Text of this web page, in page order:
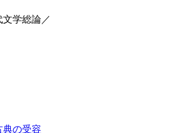
学総論／